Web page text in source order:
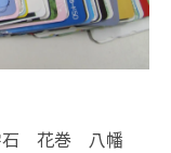
花巻 八幡